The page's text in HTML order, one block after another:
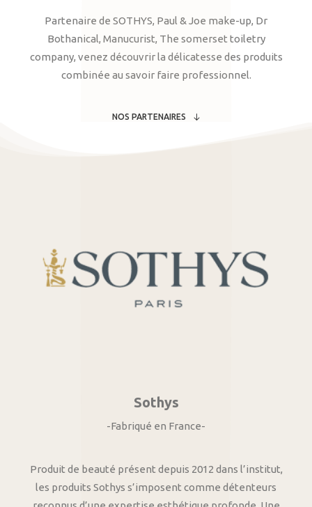
Partenaire de SOTHYS, Paul & Joe make-up, Dr
Bothanical, Manucurist, The somerset toiletry
company, venez découvrir la délicatesse des produits
combinée au savoir faire professionnel.
NOS PARTENAIRES
Sothys
-Fabriqué en France-
Produit de beauté présent depuis 2012 dans l’institut,
les produits Sothys s’imposent comme détenteurs